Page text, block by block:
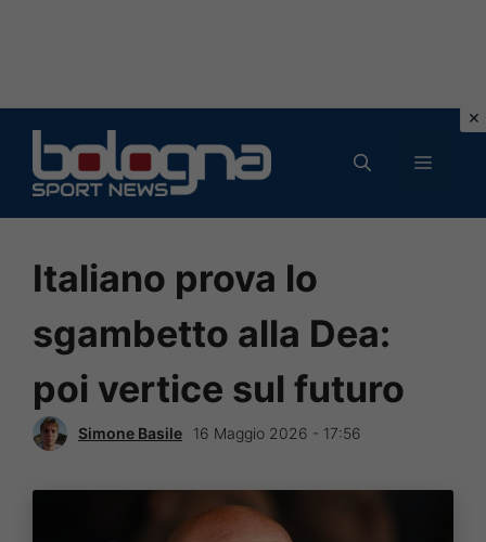
contenuto
MENU
Italiano prova lo
sgambetto alla Dea:
poi vertice sul futuro
Simone Basile 16 Maggio 2026 - 17:56